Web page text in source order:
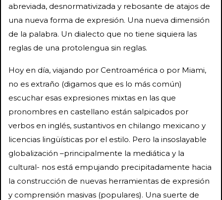
abreviada, desnormativizada y rebosante de atajos de
una nueva forma de expresión. Una nueva dimensión
de la palabra. Un dialecto que no tiene siquiera las
reglas de una protolengua sin reglas.
Hoy en día, viajando por Centroamérica o por Miami,
no es extraño (digamos que es lo más común)
escuchar esas expresiones mixtas en las que
pronombres en castellano están salpicados por
verbos en inglés, sustantivos en chilango mexicano y
licencias lingüísticas por el estilo. Pero la insoslayable
globalización –principalmente la mediática y la
cultural- nos está empujando precipitadamente hacia
la construcción de nuevas herramientas de expresión
y comprensión masivas (populares). Una suerte de